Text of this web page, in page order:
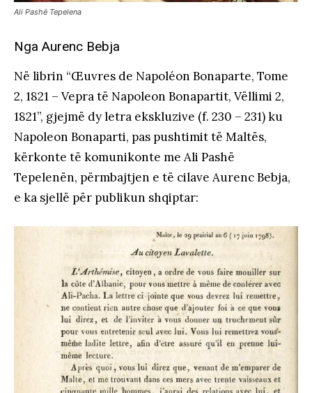
Ali Pashë Tepelena
Nga Aurenc Bebja
Në librin “Œuvres de Napoléon Bonaparte, Tome
2, 1821 – Vepra të Napoleon Bonapartit, Vëllimi 2,
1821”, gjejmë dy letra ekskluzive (f. 230 – 231) ku
Napoleon Bonaparti, pas pushtimit të Maltës,
kërkonte të komunikonte me Ali Pashë
Tepelenën, përmbajtjen e të cilave Aurenc Bebja,
e ka sjellë për publikun shqiptar: